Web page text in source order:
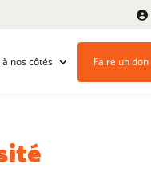
à nos côtés Faire un don